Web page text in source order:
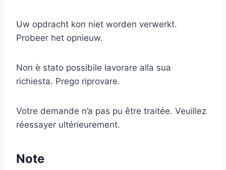
Uw opdracht kon niet worden verwerkt.
Probeer het opnieuw.
Non è stato possibile lavorare alla sua
richiesta. Prego riprovare.
Votre demande n’a pas pu être traitée. Veuillez
réessayer ultérieurement.
Note